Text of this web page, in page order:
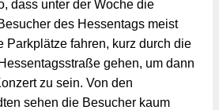
dass unter der Woche die
des Hessentags meist
Parkplätze fahren, kurz durch die
gehen, um dann
zu sein. Von den
sehen die Besucher kaum